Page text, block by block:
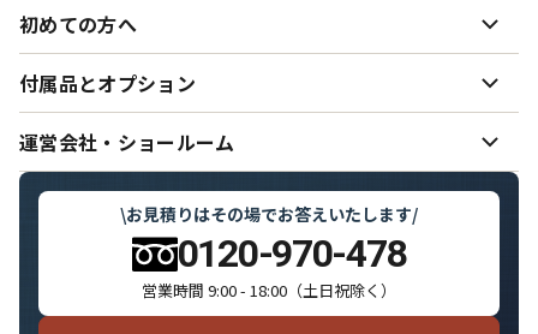
ーお客様インタビュー 彩様
ー デザイン案・データの送り方
ーご希望どおりの色味を実現するために
ーデザインサンプル集
ー生地・色味について
ー オーダーのれん制作の流れ
ー価格表
お支払い・領収書について
初めての方へ
ー初めてオーダーのれんを作る方へ
ー のれんと日よけ幕の仕立て·お手入れ方法
よくいただくご質問
付属品とオプション
ーのれん・日よけ幕の設置用備品
運営会社・ショールーム
ー運営会社・スタッフ紹介
ショールームのご案内
メディア掲載履歴
\お見積りはその場でお答えいたします/
0120-970-478
営業時間 9:00 - 18:00（土日祝除く）